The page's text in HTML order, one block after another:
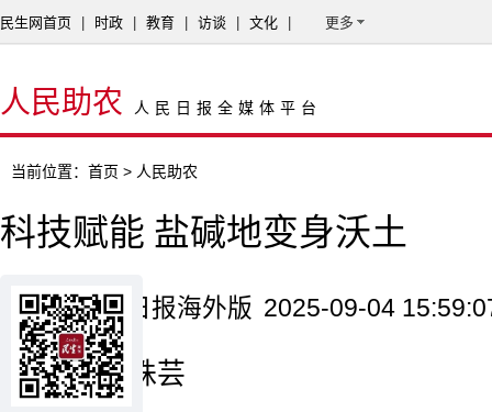
民生网首页 时政 教育 访谈 文化 更多
人民助农 人民日报全媒体平台
当前位置： 首页 > 人民助农
科技赋能 盐碱地变身沃土
来源：人民日报海外版 2025-09-04
记者 周姝芸